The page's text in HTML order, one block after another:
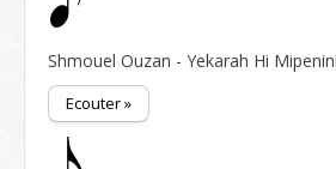
Shmouel Ouzan - Yekarah Hi
Ecouter »